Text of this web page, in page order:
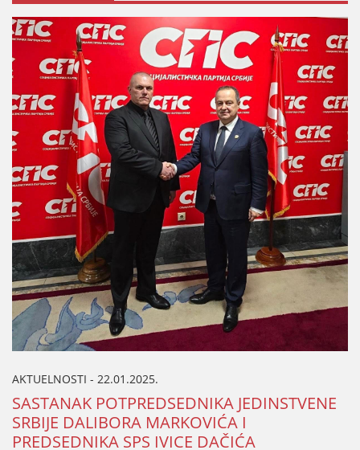
AKTUELNOSTI - 22.01.2025.
SASTANAK POTPREDSEDNIKA ЈEDINSTVENE
SRBIЈE DALIBORA MARKOVIĆA I
PREDSEDNIKA SPS IVICE DAČIĆA